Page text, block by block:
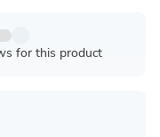
for this product